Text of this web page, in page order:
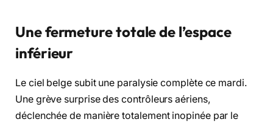
Une fermeture totale de l’espace
inférieur
Le ciel belge subit une paralysie complète ce mardi.
Une grève surprise des contrôleurs aériens,
déclenchée de manière totalement inopinée par le